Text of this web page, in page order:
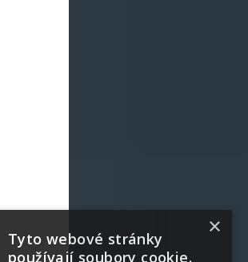
×
Tyto webové stránky
používají soubory cookie.